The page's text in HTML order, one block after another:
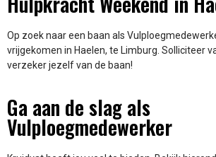
Op zoek naar een baan als
vrijgekomen in Haelen, te Limburg. Solliciteer
verzeker jezelf van de baan!
Ga aan de slag als
Vulploegmedewerker